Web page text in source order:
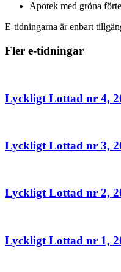
Apotek med gröna
E-tidningarna är enbart
Fler e-tidningar
Lyckligt Lottad nr 4,
Lyckligt Lottad nr 3,
Lyckligt Lottad nr 2,
Lyckligt Lottad nr 1,